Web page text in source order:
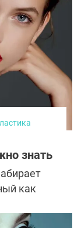
знать
как